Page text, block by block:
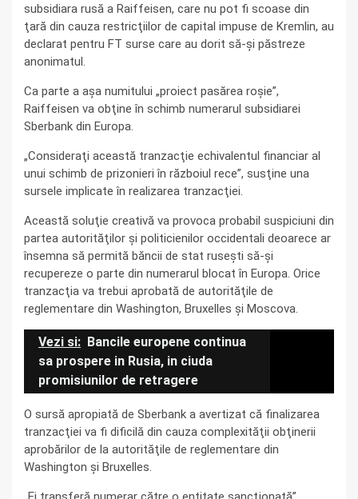
subsidiara rusă a Raiffeisen, care nu pot fi scoase din
ţară din cauza restricţiilor de capital impuse de Kremlin, au
declarat pentru FT surse care au dorit să-şi păstreze
anonimatul.
Ca parte a aşa numitului „proiect pasărea roşie”,
Raiffeisen va obţine în schimb numerarul subsidiarei
Sberbank din Europa.
„Consideraţi această tranzacţie echivalentul financiar al
unui schimb de prizonieri în războiul rece”, susţine una
sursele implicate în realizarea tranzacţiei.
Această soluţie creativă va provoca probabil suspiciuni din
partea autorităţilor şi politicienilor occidentali deoarece ar
însemna să permită băncii de stat ruseşti să-şi
recupereze o parte din numerarul blocat în Europa. Orice
tranzacţia va trebui aprobată de autorităţile de
reglementare din Washington, Bruxelles şi Moscova.
Vezi si: Bancile europene continua
sa prospere in Rusia, in ciuda
promisiunilor de retragere
O sursă apropiată de Sberbank a avertizat că finalizarea
tranzacţiei va fi dificilă din cauza complexităţii obţinerii
aprobărilor de la autorităţile de reglementare din
Washington şi Bruxelles.